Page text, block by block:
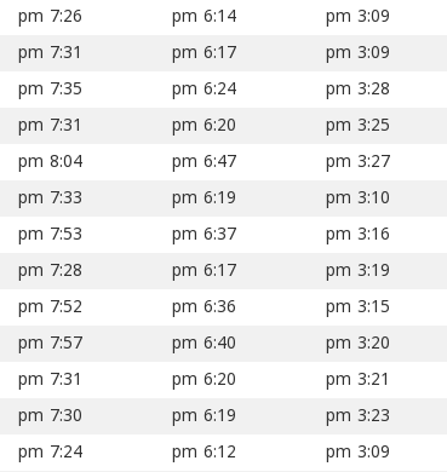
3:09 pm
6:14 pm
7:26 pm
3:09 pm
6:17 pm
7:31 pm
3:28 pm
6:24 pm
7:35 pm
3:25 pm
6:20 pm
7:31 pm
3:27 pm
6:47 pm
8:04 pm
3:10 pm
6:19 pm
7:33 pm
3:16 pm
6:37 pm
7:53 pm
3:19 pm
6:17 pm
7:28 pm
3:15 pm
6:36 pm
7:52 pm
3:20 pm
6:40 pm
7:57 pm
3:21 pm
6:20 pm
7:31 pm
3:23 pm
6:19 pm
7:30 pm
3:09 pm
6:12 pm
7:24 pm